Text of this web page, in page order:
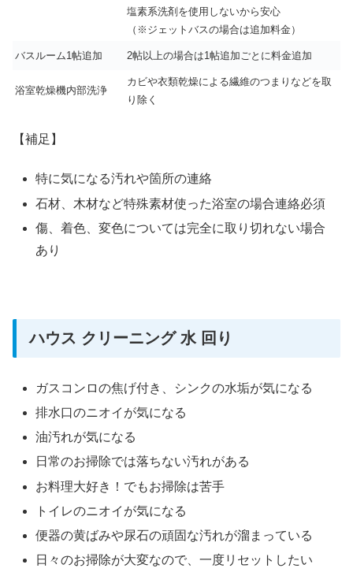
塩素系洗剤を使用しないから安心
（※ジェットバスの場合は追加料金）
バスルーム1帖追加 2帖以上の場合は1帖追加ごとに料金追加
浴室乾燥機内部洗浄
カビや衣類乾燥による繊維のつまりなどを取
り除く
【補足】
特に気になる汚れや箇所の連絡
石材、木材など特殊素材使った浴室の場合連絡必須
傷、着色、変色については完全に取り切れない場合
あり
ハウス クリーニング 水 回り
ガスコンロの焦げ付き、シンクの水垢が気になる
排水口のニオイが気になる
油汚れが気になる
日常のお掃除では落ちない汚れがある
お料理大好き！でもお掃除は苦手
トイレのニオイが気になる
便器の黄ばみや尿石の頑固な汚れが溜まっている
日々のお掃除が大変なので、一度リセットしたい